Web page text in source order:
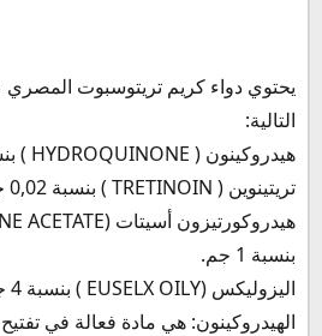
يحتوي دواء كريم تريتوسبوت المصري
التالية:
هيدروكينون ( HYDROQUINONE ) بنسبة 2 جم.
تريتينوين ( TRETINOIN ) بنسبة 0,02 جم.
بنسبة 1 جم.
اليزوليكس (EUSELX OILY ) بنسبة 4 جم.
الهيدروكينون: هي مادة فعالة في تفتيح